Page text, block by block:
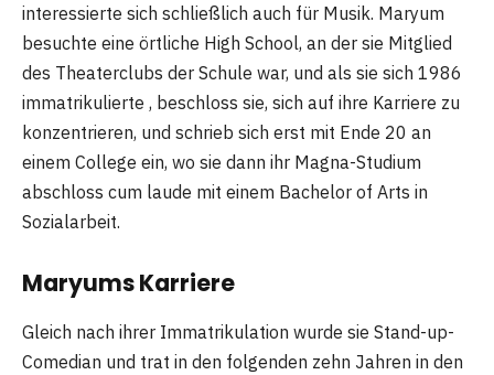
interessierte sich schließlich auch für Musik. Maryum
besuchte eine örtliche High School, an der sie Mitglied
des Theaterclubs der Schule war, und als sie sich 1986
immatrikulierte , beschloss sie, sich auf ihre Karriere zu
konzentrieren, und schrieb sich erst mit Ende 20 an
einem College ein, wo sie dann ihr Magna-Studium
abschloss cum laude mit einem Bachelor of Arts in
Sozialarbeit.
Maryums Karriere
Gleich nach ihrer Immatrikulation wurde sie Stand-up-
Comedian und trat in den folgenden zehn Jahren in den